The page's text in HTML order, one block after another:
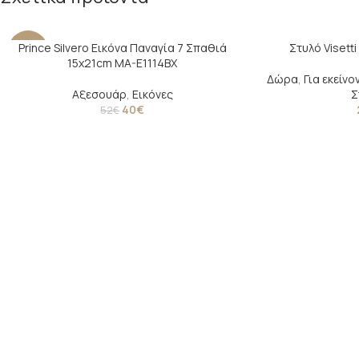
-23%
Prince Silvero Εικόνα Παναγία 7 Σπαθιά
15x21cm MA-E1114BX
Αξεσουάρ, Εικόνες
52€ 40€
Στυλό
Δώρα,Για